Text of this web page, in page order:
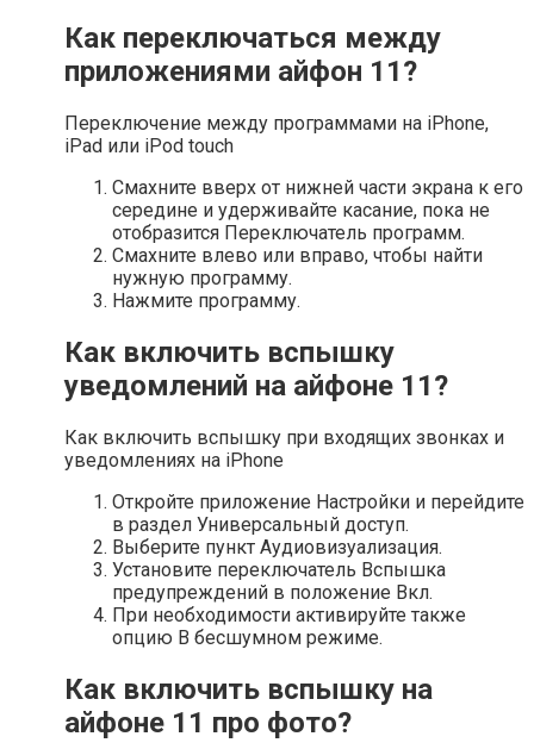
Как переключаться между
приложениями айфон 11?
Переключение между программами на iPhone,
iPad или iPod touch
Смахните вверх от нижней части экрана к его
середине и удерживайте касание, пока не
отобразится Переключатель программ.
Смахните влево или вправо, чтобы найти
нужную программу.
Нажмите программу.
Как включить вспышку
уведомлений на айфоне 11?
Как включить вспышку при входящих звонках и
уведомлениях на iPhone
Откройте приложение Настройки и перейдите
в раздел Универсальный доступ.
Выберите пункт Аудиовизуализация.
Установите переключатель Вспышка
предупреждений в положение Вкл.
При необходимости активируйте также
опцию В бесшумном режиме.
Как включить вспышку на
айфоне 11 про фото?